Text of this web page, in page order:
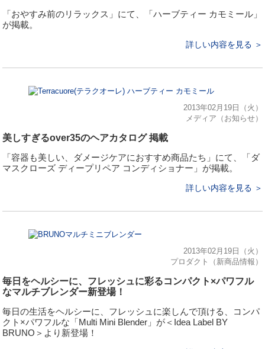
「おやすみ前のリラックス」にて、「ハーブティー カモミール」
が掲載。
詳しい内容を見る ＞
2013年02月19日（火）
メディア（お知らせ）
美しすぎるover35のヘアカタログ 掲載
「容器も美しい、ダメージケアにおすすめ商品たち」にて、「ダ
マスクローズ ディープリペア コンディショナー」が掲載。
詳しい内容を見る ＞
2013年02月19日（火）
プロダクト（新商品情報）
毎日をヘルシーに、フレッシュに彩るコンパクト×パワフル
なマルチブレンダー新登場！
毎日の生活をヘルシーに、フレッシュに楽しんで頂ける、コンパ
クト×パワフルな「Multi Mini Blender」が＜Idea Label BY
BRUNO＞より新登場！